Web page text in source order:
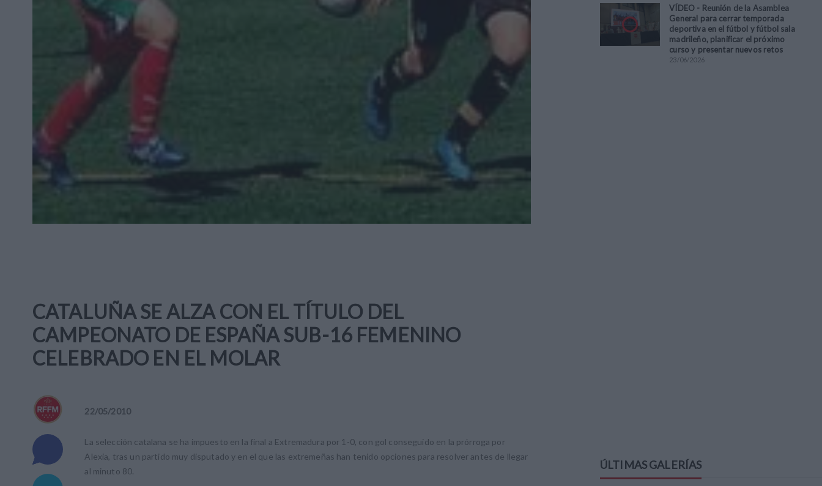
CATALUÑA SE ALZA CON EL TÍTULO DEL
CAMPEONATO DE ESPAÑA SUB-16 FEMENINO
CELEBRADO EN EL MOLAR
22/05/2010
La selección catalana se ha impuesto en la final a Extremadura por 1-0, con gol conseguido en la prórroga por
Alexia, tras un partido muy disputado y en el que las extremeñas han tenido opciones para resolver antes de llegar
al minuto 80.
VÍDEO - Reunión de la Asamblea
General para cerrar temporada
deportiva en el fútbol y fútbol sala
madrileño, planificar el próximo
curso y presentar nuevos retos
23/06/2026
ÚLTIMAS GALERÍAS